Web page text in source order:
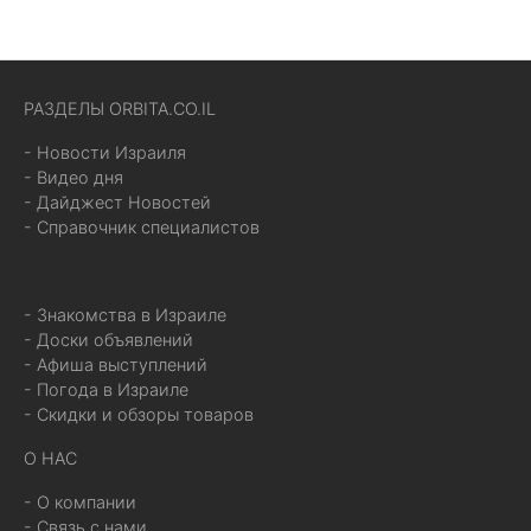
РАЗДЕЛЫ ORBITA.CO.IL
- Новости Израиля
- Видео дня
- Дайджест Новостей
- Справочник специалистов
- Знакомства в Израиле
- Доски объявлений
- Афиша выступлений
- Погода в Израиле
- Скидки и обзоры товаров
О НАС
- О компании
- Связь с нами